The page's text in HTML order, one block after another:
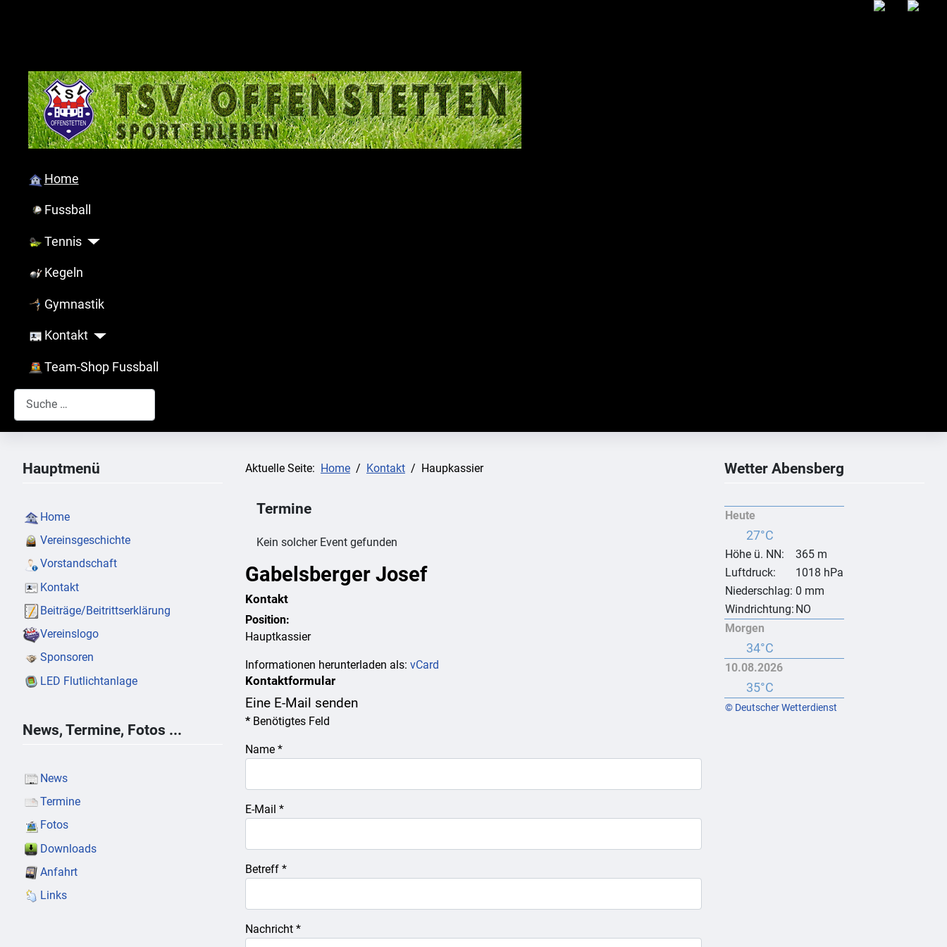
Home
Fussball
Tennis
Kegeln
Gymnastik
Kontakt
Team-Shop Fussball
Suchen
Hauptmenü
Home
Vereinsgeschichte
Vorstandschaft
Kontakt
Beiträge/Beitrittserklärung
Vereinslogo
Sponsoren
LED Flutlichtanlage
News, Termine, Fotos ...
News
Termine
Fotos
Downloads
Anfahrt
Links
Aktuelle Seite: Home Kontakt Haupkassier
Termine
Kein solcher Event gefunden
Gabelsberger Josef
Kontakt
Position:
Hauptkassier
Informationen herunterladen als: vCard
Kontaktformular
Eine E-Mail senden
* Benötigtes Feld
Name *
E-Mail *
Betreff *
Nachricht *
Wetter Abensberg
Heute
27°C
Höhe ü. NN:
365 m
Luftdruck:
1018 hPa
Niederschlag: 0 mm
Windrichtung: NO
Morgen
34°C
10.08.2026
35°C
© Deutscher Wetterdienst